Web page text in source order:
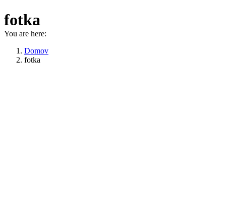
fotka
You are here:
Domov
fotka